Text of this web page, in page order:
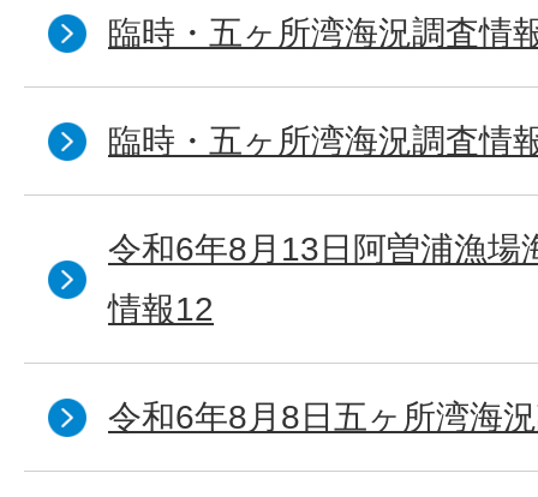
臨時・五ヶ所湾海況調査情
臨時・五ヶ所湾海況調査情
令和6年8月13日阿曽浦漁場
情報12
令和6年8月8日五ヶ所湾海